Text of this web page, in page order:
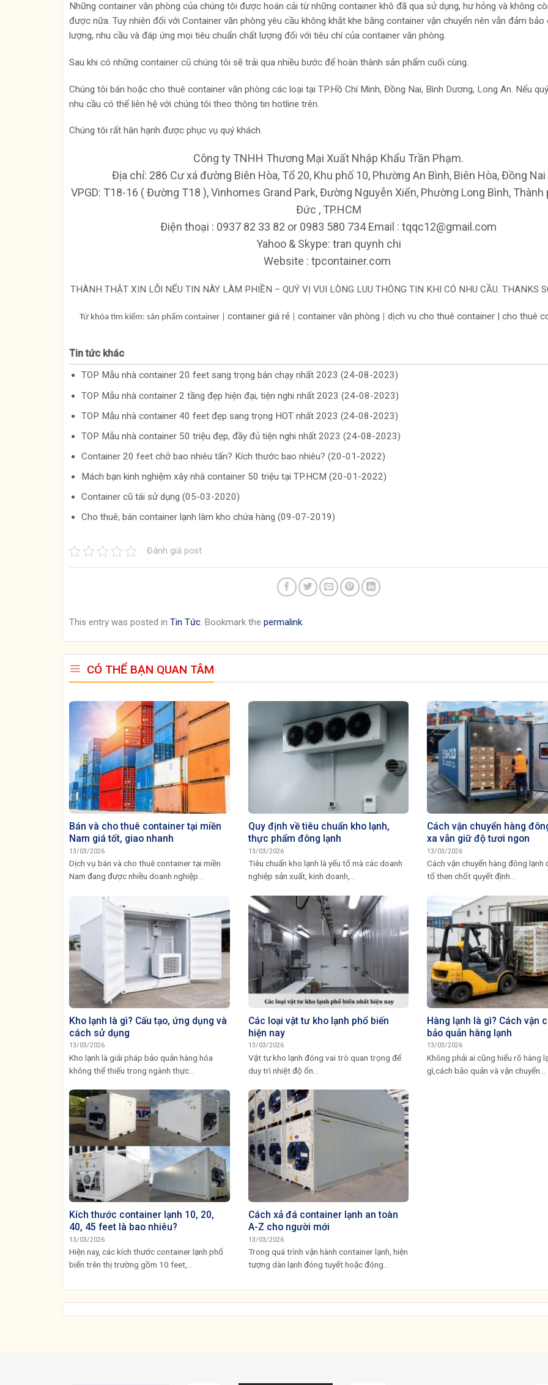
Những container văn phòng của chúng tôi được hoán cải từ những container khô đã qua sử dụng, hư hỏng và không
được nữa. Tuy nhiên đối với Container văn phòng yêu cầu không khắt khe bằng container vận chuyển nên vẫn đảm bảo
lượng, nhu cầu và đáp ứng mọi tiêu chuẩn chất lượng đối với tiêu chí của container văn phòng.
Sau khi có những container cũ chúng tôi sẽ trải qua nhiều bước để hoàn thành sản phẩm cuối cùng.
Chúng tôi bán hoặc cho thuê container văn phòng các loại tại TP.Hồ Chí Minh, Đồng Nai, Bình Dương, Long An. Nếu
nhu cầu có thể liên hệ với chúng tôi theo thông tin hotline trên.
Chúng tôi rất hân hạnh được phục vụ quý khách.
Công ty TNHH Thương Mại Xuất Nhập Khẩu Trần Phạm.
Địa chỉ: 286 Cư xá đường Biên Hòa, Tổ 20, Khu phố 10, Phường An Bình, Biên Hòa, Đồng Nai
VPGD: T18-16 ( Đường T18 ), Vinhomes Grand Park, Đường Nguyễn Xiển, Phường Long Bình, Thành
Đức , TP.HCM
Ðiện thoại : 0937 82 33 82 or 0983 580 734 Email : tqqc12@gmail.com
Yahoo & Skype: tran quynh chi
Website : tpcontainer.com
THÀNH THẬT XIN LỖI NẾU TIN NÀY LÀM PHIỀN – QUÝ VỊ VUI LÒNG LUU THÔNG TIN KHI CÓ NHU CẦU. THANKS
Từ khóa tìm kiếm: sản phẩm container | container giá rẻ| container văn phòng dịch vu cho thuê container | cho thuê
Tin tức khác
TOP Mẫu nhà container 20 feet sang trọng bán chạy nhất 2023 (24-08-2023)
TOP Mẫu nhà container 2 tầng đẹp hiện đại, tiện nghi nhất 2023 (24-08-2023)
TOP Mẫu nhà container 40 feet đẹp sang trọng HOT nhất 2023 (24-08-2023)
TOP Mẫu nhà container 50 triệu đẹp, đầy đủ tiện nghi nhất 2023 (24-08-2023)
Container 20 feet chở bao nhiêu tấn? Kích thước bao nhiêu? (20-01-2022)
Mách bạn kinh nghiệm xây nhà container 50 triệu tại TP.HCM (20-01-2022)
Container cũ tái sử dụng (05-03-2020)
Cho thuê, bán container lạnh làm kho chứa hàng (09-07-2019)
Đánh giá post
This entry was posted in Tin Tức. Bookmark the permalink.
CÓ THỂ BẠN QUAN TÂM
Bán và cho thuê container tại miền
Nam giá tốt, giao nhanh
13/03/2026
Dịch vụ bán và cho thuê container tại miền
Nam đang được nhiều doanh nghiệp...
Quy định về tiêu chuẩn kho lạnh,
thực phẩm đông lạnh
13/03/2026
Tiêu chuẩn kho lạnh là yếu tố mà các doanh
nghiệp sản xuất, kinh doanh,...
Cách vận chuyển hàng
xa vẫn giữ độ tươi ngon
13/03/2026
Cách vận chuyển hàng đông lạnh
tố then chốt quyết định...
Kho lạnh là gì? Cấu tạo, ứng dụng và
cách sử dụng
13/03/2026
Kho lạnh là giải pháp bảo quản hàng hóa
không thể thiếu trong ngành thực...
Các loại vật tư kho lạnh phổ biến
hiện nay
13/03/2026
Vật tư kho lạnh đóng vai trò quan trọng để
duy trì nhiệt độ ổn...
Hàng lạnh là gì? Cách vận
bảo quản hàng lạnh
13/03/2026
Không phải ai cũng hiểu rõ hàng
gì,cách bảo quản và vận chuyển...
Kích thước container lạnh 10, 20,
40, 45 feet là bao nhiêu?
13/03/2026
Hiện nay, các kích thước container lạnh phổ
biến trên thị trường gồm 10 feet,...
Cách xả đá container lạnh an toàn
A-Z cho người mới
13/03/2026
Trong quá trình vận hành container lạnh, hiện
tượng dàn lạnh đóng tuyết hoặc đóng...